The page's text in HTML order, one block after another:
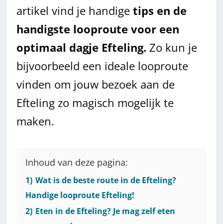
artikel vind je handige tips en de
handigste looproute voor een
optimaal dagje Efteling. Zo kun je
bijvoorbeeld een ideale looproute
vinden om jouw bezoek aan de
Efteling zo magisch mogelijk te
maken.
Inhoud van deze pagina:
1) Wat is de beste route in de Efteling?
Handige looproute Efteling!
2) Eten in de Efteling? Je mag zelf eten